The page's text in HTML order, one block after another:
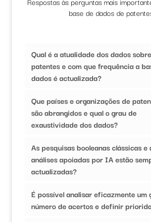
base de dados de
Qual é a atualidade dos dados sobre
patentes e com que frequência a
dados é actualizada?
Que países e organizações de
são abrangidos e qual o grau de
exaustividade dos dados?
As pesquisas booleanas clássicas e
análises apoiadas por IA estão
actualizadas?
É possível analisar eficazmente um
número de acertos e definir